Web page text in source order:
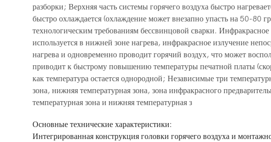
разборки; Верхняя часть системы горячего воздуха быстро
быстро охлаждается (охлаждение может внезапно упасть на 50-80
технологическим требованиям бессвинцовой сварки. Инфракрасное
используется в нижней зоне нагрева, инфракрасное излучение
нагрева и одновременно проводит горячий воздух, что может
приводит к быстрому повышению температуры печатной платы
как температура остается однородной; Независимые три
зона, нижняя температурная зона, зона инфракрасного
температурная зона и нижняя температурная з
Основные технические характеристики:
Интегрированная конструкция головки горячего воздуха и